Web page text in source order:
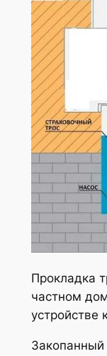
Прокладка
частном
устройстве